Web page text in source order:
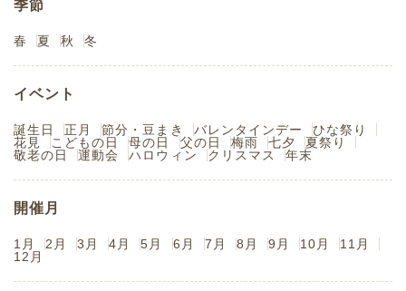
季節
春 夏 秋 冬
イベント
誕生日 正月 節分・豆まき バレンタインデー
ひな祭り
花見
こどもの日 母の日 父の日 梅雨 七夕
夏祭り
敬老の日
運動会 ハロウィン クリスマス 年末
開催月
1月 2月 3月 4月 5月 6月 7月 8月 9月 10月
11月
12月